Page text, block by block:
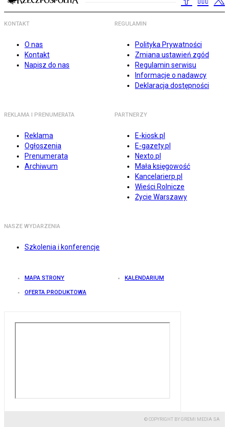
KONTAKT
O nas
Kontakt
Napisz do nas
REGULAMIN
Polityka Prywatności
Zmiana ustawień zgód
Regulamin serwisu
Informacje o nadawcy
Deklaracja dostępności
REKLAMA I PRENUMERATA
Reklama
Ogłoszenia
Prenumerata
Archiwum
PARTNERZY
E-kiosk.pl
E-gazety.pl
Nexto.pl
Mała księgowość
Kancelarierp.pl
Wieści Rolnicze
Życie Warszawy
NASZE WYDARZENIA
Szkolenia i konferencje
MAPA STRONY KALENDARIUM
OFERTA PRODUKTOWA
© COPYRIGHT BY GREMI MEDIA SA